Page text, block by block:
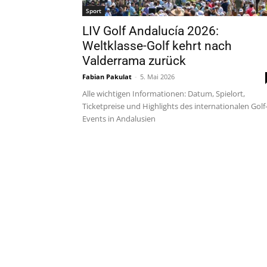
Sport
LIV Golf Andalucía 2026:
Weltklasse-Golf kehrt nach
Valderrama zurück
Fabian Pakulat - 5. Mai 2026
Alle wichtigen Informationen: Datum, Spielort,
Ticketpreise und Highlights des internationalen Golf-
Events in Andalusien